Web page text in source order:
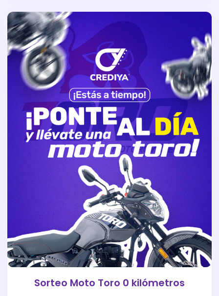
Sorteo Moto Toro 0 kilómetros